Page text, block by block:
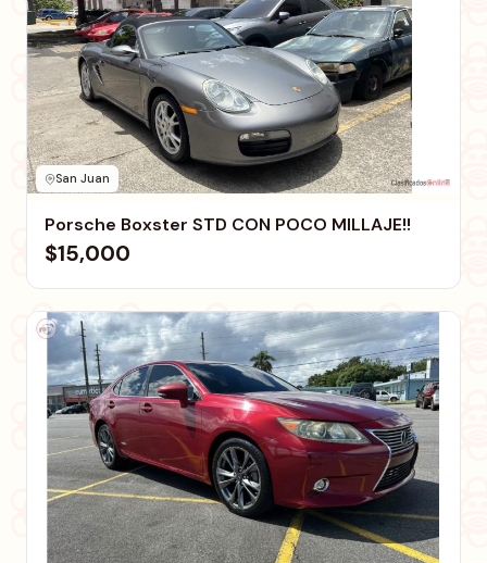
San Juan
Porsche Boxster STD CON POCO MILLAJE!!
$15,000